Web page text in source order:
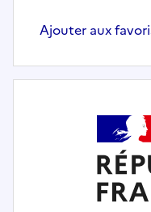
Ajouter aux